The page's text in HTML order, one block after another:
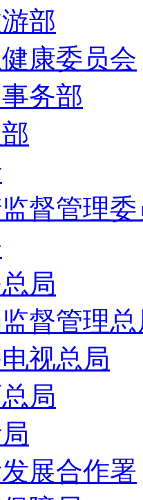
部
康委员会
务部
督管理
局
督管理
视总局
局
展合作署